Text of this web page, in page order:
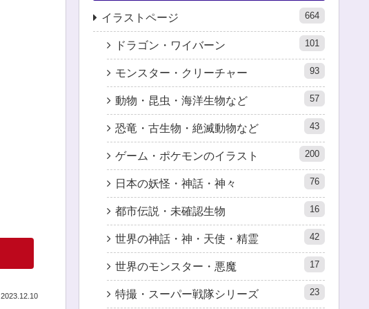
2023.12.10
イラストページ 664
ドラゴン・ワイバーン 101
モンスター・クリーチャー 93
動物・昆虫・海洋生物など 57
恐竜・古生物・絶滅動物など 43
ゲーム・ポケモンのイラスト 200
日本の妖怪・神話・神々 76
都市伝説・未確認生物 16
世界の神話・神・天使・精霊 42
世界のモンスター・悪魔 17
特撮・スーパー戦隊シリーズ 23